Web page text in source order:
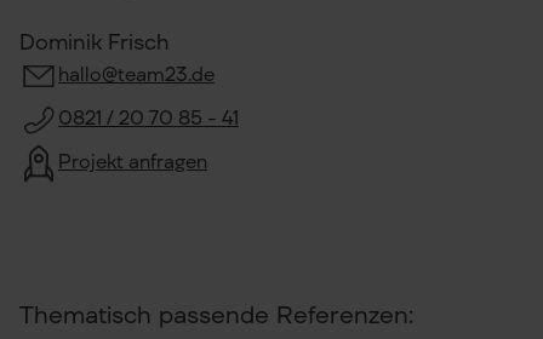
Dominik Frisch
hallo@team23.de
0821 / 20 70 85 - 41
Projekt anfragen
Thematisch passende Referenzen: